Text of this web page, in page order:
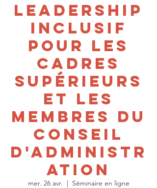
Leadership
inclusif
pour les
cadres
supérieurs
et les
membres du
conseil
d'administr
ation
mer. 26 avr.
  |
Séminaire en ligne